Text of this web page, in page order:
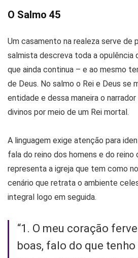
O Salmo 45
Um casamento na realeza serve de
salmista descreva toda a opulência
que ainda continua – e ao mesmo
de Deus. No salmo o Rei e Deus se
entidade e dessa maneira o
divinos por meio de um Rei mortal.
A linguagem exige atenção para
fala do reino dos homens e do reino
representa a igreja que tem como
cenário que retrata o ambiente
integral logo em seguida.
“1. O meu coração
boas, falo do que